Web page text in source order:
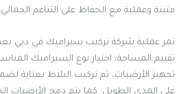
متينة وعملية مع الحفاظ على التناغم
تمر عملية شركة تركيب سيراميك في دبي
تقييم المساحة، اختيار نوع السيراميك
تجهيز الأرضيات، ثم تركيب البلاط بعناية
على المدى الطويل. كما يتم دمج الأرضيات